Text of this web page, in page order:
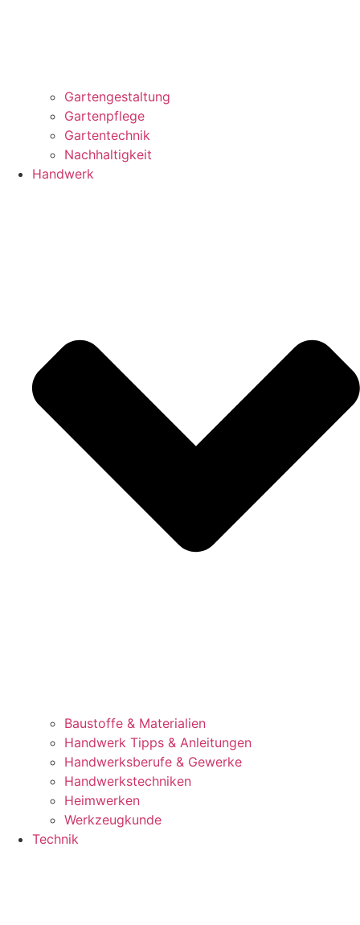
Gartengestaltung
Gartenpflege
Gartentechnik
Nachhaltigkeit
Handwerk
Baustoffe & Materialien
Handwerk Tipps & Anleitungen
Handwerksberufe & Gewerke
Handwerkstechniken
Heimwerken
Werkzeugkunde
Technik